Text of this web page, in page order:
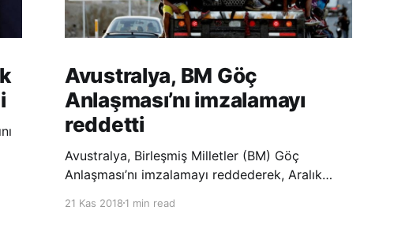
Avustralya, BM Göç
Anlaşması’nı imzalamayı
reddetti
Avustralya, Birleşmiş Milletler (BM) Göç
Anlaşması’nı imzalamayı reddederek, Aralık
konferansta BM üyesi ülkeler tarafından
21 Kas 20181 min read